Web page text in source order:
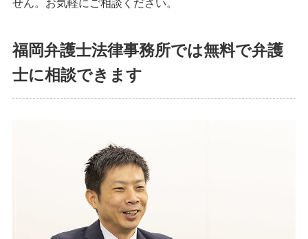
せん。お気軽にご相談ください。
福岡弁護士法律事務所では無料で弁護
士に相談できます